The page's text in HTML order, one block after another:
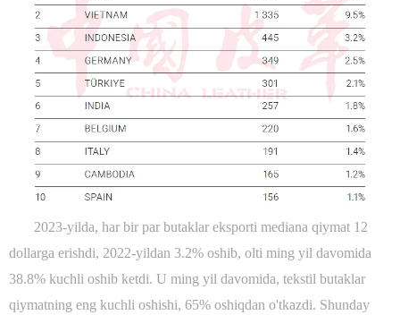
2023-yilda, har bir par butaklar eksporti mediana qiymat 12
dollarga erishdi, 2022-yildan 3.2% oshib, olti ming yil davomida
38.8% kuchli oshib ketdi. U ming yil davomida, tekstil butaklar
qiymatning eng kuchli oshishi, 65% oshiqdan o'tkazdi. Shunday